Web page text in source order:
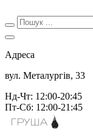
Адреса
вул. Металургів, 33
Нд-Чт: 12:00-20:45
Пт-Сб: 12:00-21:45